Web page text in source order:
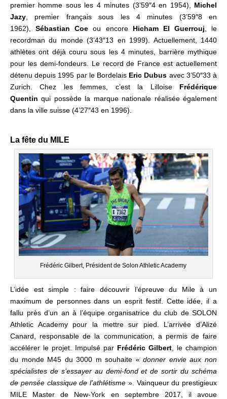
premier homme sous les 4 minutes (3’59″4 en 1954), Michel
Jazy , premier français sous les 4 minutes (3’59″8 en
1962),Sébastian Coe ou encore Hicham El Guerrouj , le
recordman du monde (3’43″13 en 1999). Actuellement, 1440
athlètes ont déjà couru sous les 4 minutes, barrière mythique
pour les demi-fondeurs. Le record de France est actuellement
détenu depuis 1995 par le Bordelais Eric Dubus avec 3’50″33 à
Zurich. Chez les femmes, c’est la Lilloise Frédérique
Quentin qui possède la marque nationale réalisée également
dans la ville suisse (4’27″43 en 1996).
La fête du MILE
Frédéric Gilbert, Président de Solon Athletic Academy
L’idée est simple : faire découvrir l’épreuve du Mile à un
maximum de personnes dans un esprit festif. Cette idée, il a
fallu près d’un an à l’équipe organisatrice du club de SOLON
Athletic Academy pour la mettre sur pied. L’arrivée d’Alizé
Canard, responsable de la communication, a permis de faire
accélérer le projet. Impulsé par Frédéric Gilbert , le champion
du monde M45 du 3000 m souhaite «donner envie aux non
spécialistes de s’essayer au demi-fond et de sortir du schéma
de pensée classique de l’athlétisme ». Vainqueur du prestigieux
MILE Master de New-York en septembre 2017, il avoue